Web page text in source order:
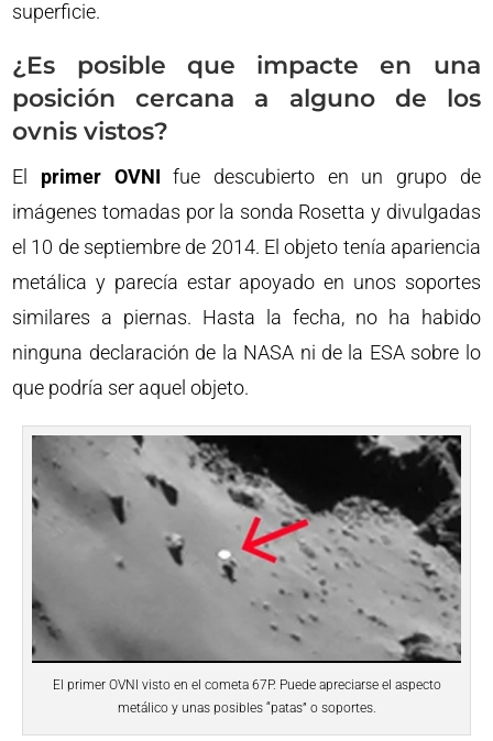
superficie.
¿Es posible que impacte en una
posición cercana a alguno de los
ovnis vistos?
El primer OVNI fue descubierto en un grupo de
imágenes tomadas por la sonda Rosetta y divulgadas
el 10 de septiembre de 2014. El objeto tenía apariencia
metálica y parecía estar apoyado en unos soportes
similares a piernas. Hasta la fecha, no ha habido
ninguna declaración de la NASA ni de la ESA sobre lo
que podría ser aquel objeto.
El primer OVNI visto en el cometa 67P. Puede apreciarse el aspecto
metálico y unas posibles “patas” o soportes.